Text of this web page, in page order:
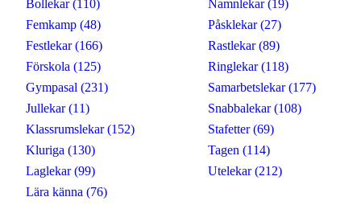
Bollekar (110)
Femkamp (48)
Festlekar (166)
Förskola (125)
Gympasal (231)
Jullekar (11)
Klassrumslekar (152)
Kluriga (130)
Laglekar (99)
Lära känna (76)
Namnlekar (19)
Påsklekar (27)
Rastlekar (89)
Ringlekar (118)
Samarbetslekar (177)
Snabbalekar (108)
Stafetter (69)
Tagen (114)
Utelekar (212)